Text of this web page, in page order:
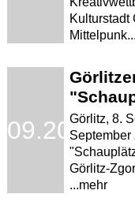
Kulturstadt
Görlitz, 8.
September
Görlitz-
...mehr